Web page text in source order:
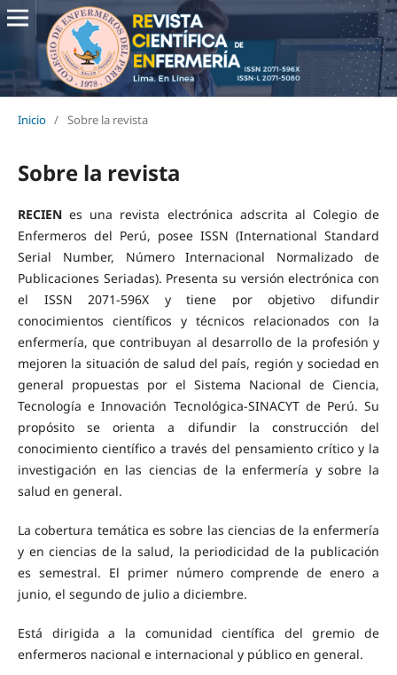
Inicio / Sobre la revista
Sobre la revista
RECIENes una revista electrónica adscrita al Colegio de
Enfermeros del Perú, posee ISSN (International Standard
Serial Number, Número Internacional Normalizado de
Publicaciones Seriadas). Presenta su versión electrónica con
el ISSN 2071-596X y tiene por objetivo difundir
conocimientos científicos y técnicos relacionados con la
enfermería, que contribuyan al desarrollo de la profesión y
mejoren la situación de salud del país, región y sociedad en
general propuestas por el Sistema Nacional de Ciencia,
Tecnología e Innovación Tecnológica-SINACYT de Perú. Su
propósito se orienta a difundir la construcción del
conocimiento científico a través del pensamiento crítico y la
investigación en las ciencias de la enfermería y sobre la
salud en general.
La cobertura temática es sobre las ciencias de la enfermería
y en ciencias de la salud, la periodicidad de la publicación
es semestral. El primer número comprende de enero a
junio, el segundo de julio a diciembre.
Está dirigida a la comunidad científica del gremio de
enfermeros nacional e internacional y público en general.